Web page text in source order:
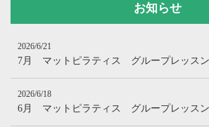
お知らせ
2026/6/21
7月 マットピラティス グループレッス
2026/6/18
6月 マットピラティス グループレッス